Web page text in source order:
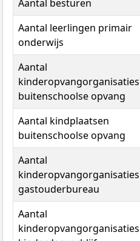
Aantal besturen
Aantal leerlingen primair
onderwijs
Aantal
kinderopvangorganisaties
buitenschoolse opvang
Aantal kindplaatsen
buitenschoolse opvang
Aantal
kinderopvangorganisaties
gastouderbureau
Aantal
kinderopvangorganisaties